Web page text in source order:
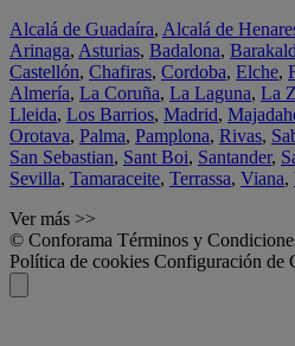
Alcalá de Guadaíra, Alcalá de
Arinaga, Asturias, Badalona,
Castellón, Chafiras, Cordoba, Elche,
Almería, La Coruña, La Laguna, La
Lleida, Los Barrios, Madrid,
Orotava, Palma, Pamplona, Rivas,
San Sebastian, Sant Boi, Santander,
Sevilla, Tamaraceite, Terrassa, Viana,
Ver más >>
© Conforama Términos y
Política de cookies Configuración de